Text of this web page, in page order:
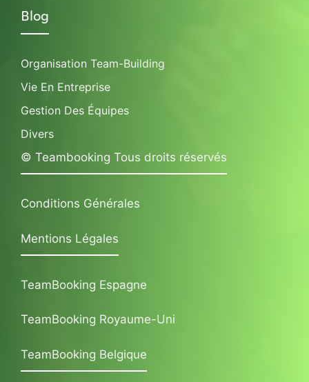
Blog
Organisation Team-Building
Vie En Entreprise
Gestion Des Équipes
Divers
© Teambooking Tous droits réservés
Conditions Générales
Mentions Légales
TeamBooking Espagne
TeamBooking Royaume-Uni
TeamBooking Belgique